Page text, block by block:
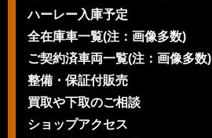
ハーレー入庫予定
全在庫車一覧(注：画像多数)
ご契約済車両一覧(注：画像多数)
整備・保証付販売
買取や下取のご相談
ショップアクセス